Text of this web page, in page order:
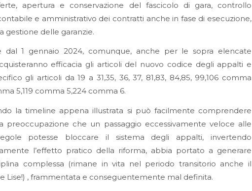
apertura e conservazione del fascicolo di gara, controllo
e amministrativo dei contratti anche in fase di esecuzione,
gestione delle garanzie.
dal 1 gennaio 2024, comunque, anche per le sopra elencate
efficacia gli articoli del nuovo codice degli appalti e
gli articoli da 19 a 31,35, 36, 37, 81,83, 84,85, 99,106 comma
5,119 comma 5,224 comma 6.
la timeline appena illustrata si può facilmente comprendere
preoccupazione che un passaggio eccessivamente veloce alle
potesse bloccare il sistema degli appalti, invertendo
l’effetto pratico della riforma, abbia portato a generare
complessa (rimane in vita nel periodo transitorio anche il
Lise!) , frammentata e conseguentemente mal definita.